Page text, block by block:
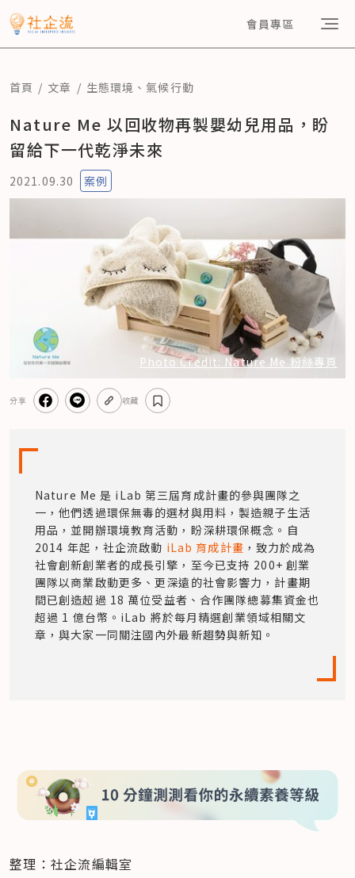
會員專區
首頁 文章 生態環境 、 氣候行動
Nature Me 以回收物再製嬰幼兒用品，盼
留給下一代乾淨未來
2021.09.30 案例
Photo Credit: Nature Me 粉絲專頁
分享 收藏
Nature Me 是 iLab 第三屆育成計畫的參與團隊之
一，他們透過環保無毒的選材與用料，製造親子生活
用品，並開辦環境教育活動，盼深耕環保概念。自
2014 年起，社企流啟動 iLab 育成計畫 ，致力於成為
社會創新創業者的成長引擎，至今已支持 200+ 創業
團隊以商業啟動更多、更深遠的社會影響力，計畫期
間已創造超過 18 萬位受益者、合作團隊總募集資金也
超過 1 億台幣。iLab 將於每月精選創業領域相關文
章，與大家一同關注國內外最新趨勢與新知。
整理：社企流編輯室